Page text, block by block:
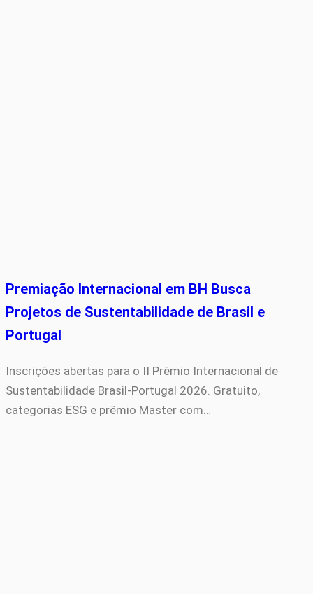
Premiação Internacional em BH Busca
Projetos de Sustentabilidade de Brasil e
Portugal
Inscrições abertas para o II Prêmio Internacional de
Sustentabilidade Brasil-Portugal 2026. Gratuito,
categorias ESG e prêmio Master com…